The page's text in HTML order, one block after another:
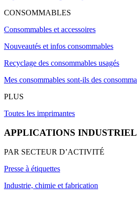
CONSOMMABLES
Consommables et accessoires
Nouveautés et infos consommables
Recyclage des consommables usagés
Mes consommables sont-ils des
PLUS
Toutes les imprimantes
APPLICATIONS
PAR SECTEUR D’ACTIVITÉ
Presse à étiquettes
Industrie, chimie et fabrication